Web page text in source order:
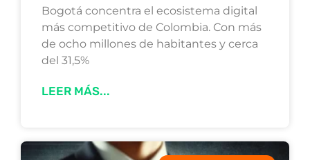
Bogotá concentra el ecosistema digital
más competitivo de Colombia. Con más
de ocho millones de habitantes y cerca
del 31,5%
LEER MÁS...